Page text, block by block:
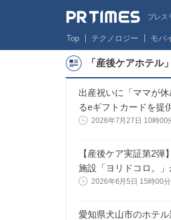
プレス
Top テクノロジー モバ
「産後ケアホテル
出産祝いに「ママが
るeギフトカードを提
2026年7月27日 10時00
【産後ケア実証第2
施設「ヨリドコロ。
2026年6月5日 15時00分
愛知県犬山市のホテ